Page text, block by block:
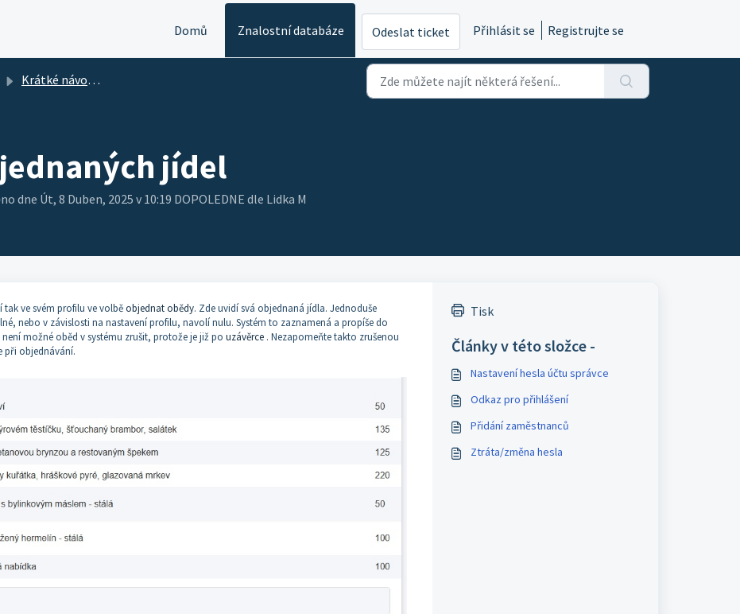
Domů Znalostní databáze Odeslat ticket Přihlásit se Registrujte se
Krátké návody a tipy na nastavení firemního účtu
jídel
dne Út, 8 Duben, 2025 v 10:19 DOPOLEDNE dle Lidka M
ve svém profilu ve volběobjednat obědy. Zde uvidí svá objednaná jídla. Jednoduše
nebo v závislosti na nastavení profilu, navolí nulu. Systém to zaznamená a propíše do
možné oběd v systému zrušit, protože je již po uzávěrce . Nezapomeňte takto zrušenou
při objednávání.
Tisk
Články v této složce -
Nastavení hesla účtu správce
Odkaz pro přihlášení
Přidání zaměstnanců
Ztráta/změna hesla